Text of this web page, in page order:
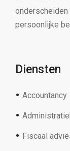
persoonlijke
Diensten
Accountancy
Fiscaal